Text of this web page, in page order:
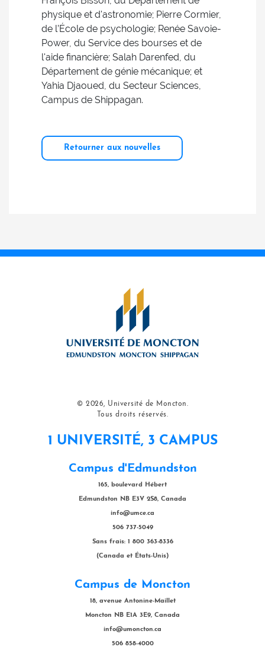
physique et d'astronomie; Pierre Cormier,
de l’École de psychologie; Renée Savoie-
Power, du Service des bourses et de
l'aide financière; Salah Darenfed, du
Département de génie mécanique; et
Yahia Djaoued, du Secteur Sciences,
Campus de Shippagan.
Retourner aux nouvelles
© 2026, Université de Moncton.
Tous droits réservés.
1 UNIVERSITÉ, 3 CAMPUS
Campus d'Edmundston
165, boulevard Hébert
Edmundston NB E3V 2S8, Canada
info@umce.ca
506 737-5049
Sans frais: 1 800 363-8336
(Canada et États-Unis)
Campus de Moncton
18, avenue Antonine-Maillet
Moncton NB E1A 3E9, Canada
info@umoncton.ca
506 858-4000